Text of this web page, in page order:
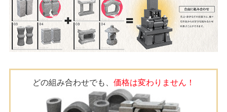
どの組み合わせでも、 価格は変わりません！